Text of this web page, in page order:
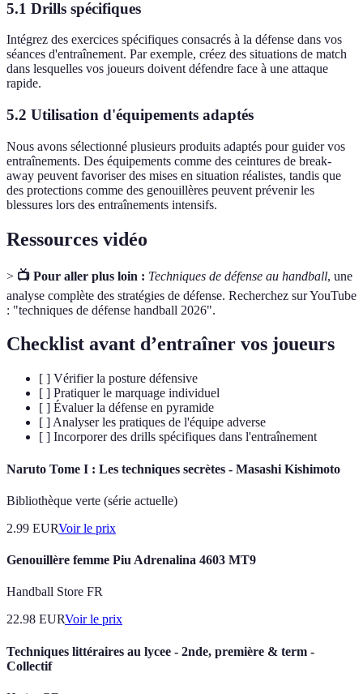
5.1 Drills spécifiques
Intégrez des exercices spécifiques consacrés à la défense dans vos
séances d'entraînement. Par exemple, créez des situations de match
dans lesquelles vos joueurs doivent défendre face à une attaque
rapide.
5.2 Utilisation d'équipements adaptés
Nous avons sélectionné plusieurs produits adaptés pour guider vos
entraînements. Des équipements comme des ceintures de break-
away peuvent favoriser des mises en situation réalistes, tandis que
des protections comme des genouillères peuvent prévenir les
blessures lors des entraînements intensifs.
Ressources vidéo
> 📺 Pour aller plus loin : Techniques de défense au handball, une
analyse complète des stratégies de défense. Recherchez sur YouTube
: "techniques de défense handball 2026".
Checklist avant d’entraîner vos joueurs
[ ] Vérifier la posture défensive
[ ] Pratiquer le marquage individuel
[ ] Évaluer la défense en pyramide
[ ] Analyser les pratiques de l'équipe adverse
[ ] Incorporer des drills spécifiques dans l'entraînement
Naruto Tome I : Les techniques secrètes - Masashi Kishimoto
Bibliothèque verte (série actuelle)
2.99 EURVoir le prix
Genouillère femme Piu Adrenalina 4603 MT9
Handball Store FR
22.98 EURVoir le prix
Techniques littéraires au lycee - 2nde, première & term -
Collectif